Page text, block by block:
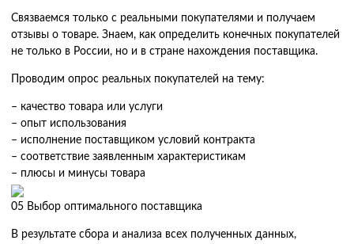
Связваемся только с реальными покупателями и получаем
отзывы о товаре. Знаем, как определить конечных покупателей
не только в России, но и в стране нахождения поставщика.
Проводим опрос реальных покупателей на тему:
– качество товара или услуги
– опыт использования
– исполнение поставщиком условий контракта
– соответствие заявленным характеристикам
– плюсы и минусы товара
05 Выбор оптимального поставщика
В результате сбора и анализа всех полученных данных,